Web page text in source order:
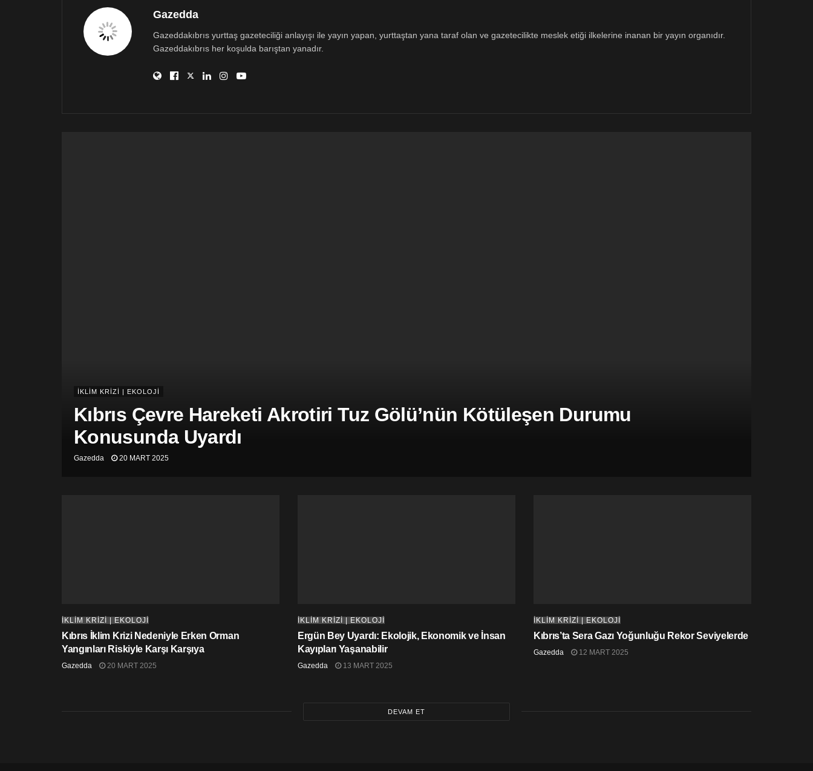
Gazedda
Gazeddakıbrıs yurttaş gazeteciliği anlayışı ile yayın yapan, yurttaştan yana taraf olan ve gazetecilikte meslek etiği ilkelerine inanan bir yayın organıdır.
Gazeddakıbrıs her koşulda barıştan yanadır.
İKLİM KRİZİ | EKOLOJİ
Kıbrıs Çevre Hareketi Akrotiri Tuz Gölü’nün Kötüleşen Durumu
Konusunda Uyardı
Gazedda 20 MART 2025
İKLİM KRİZİ | EKOLOJİ
Kıbrıs İklim Krizi Nedeniyle Erken Orman
Yangınları Riskiyle Karşı Karşıya
Gazedda 20 MART 2025
İKLİM KRİZİ | EKOLOJİ
Ergün Bey Uyardı: Ekolojik, Ekonomik ve İnsan
Kayıpları Yaşanabilir
Gazedda 13 MART 2025
İKLİM KRİZİ | EKOLOJİ
Kıbrıs’ta Sera Gazı Yoğunluğu Rekor Seviyelerde
Gazedda 12 MART 2025
DEVAM ET